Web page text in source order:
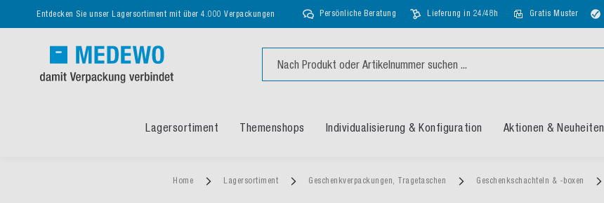
Entdecken Sie unser Lagersortiment mit über 4.000 Verpackungen Persönliche Beratung Lieferung in 24/48h Gratis Muster
Lagersortiment Themenshops Individualisierung & Konfiguration Aktionen & Neuheiten
Home Lagersortiment Geschenkverpackungen, Tragetaschen Geschenkschachteln & -boxen